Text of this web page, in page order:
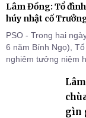
Lâm Đồng: Tổ
húy nhật cố
PSO - Trong hai
6 năm Bính Ngọ),
nghiêm tưởng niệm
Chư Tôn đức Tăng
Phật tử đã đồng
gìn